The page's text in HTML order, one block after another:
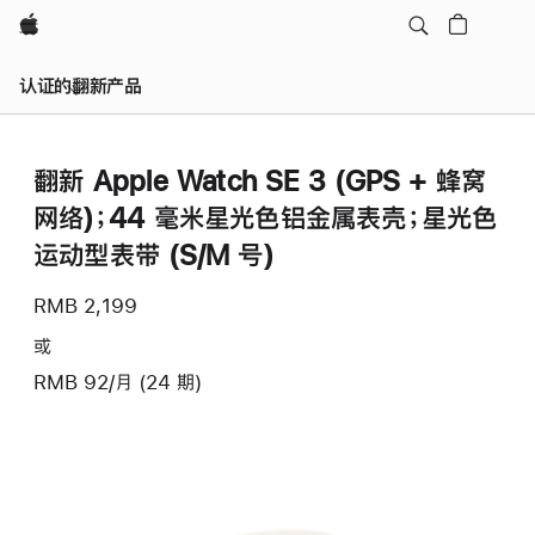
Apple
认证的翻新产品
翻新 Apple Watch SE 3 (GPS + 蜂窝
网络)；44 毫米星光色铝金属表壳；星光色
运动型表带 (S/M 号)
RMB 2,199
或
RMB 92/月 (24 期)